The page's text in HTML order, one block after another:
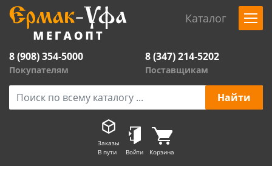
Каталог
8 (908) 354-5000
Покупателям
8 (347) 214-5202
Поставщикам
Заказы
В пути
Войти Корзина